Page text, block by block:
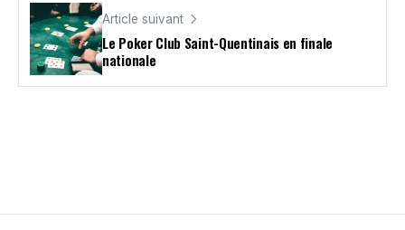
Article suivant
Le Poker Club Saint-Quentinais en finale
nationale